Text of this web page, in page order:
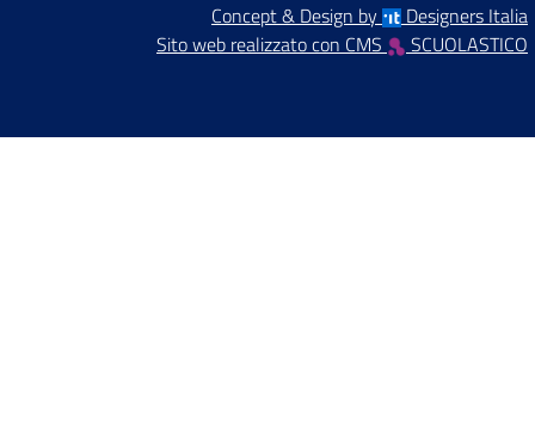
Concept & Design by
Designers Italia
Sito web realizzato con CMS
SCUOLASTICO